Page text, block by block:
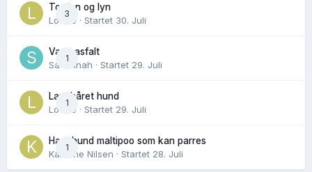
3
Torden og lyn
Lovise · Startet 30. Juli
1
Varm asfalt
Savannah · Startet 29. Juli
1
Langhåret hund
Lovise · Startet 29. Juli
1
Hannhund maltipoo som kan parres
Karoline Nilsen · Startet 28. Juli